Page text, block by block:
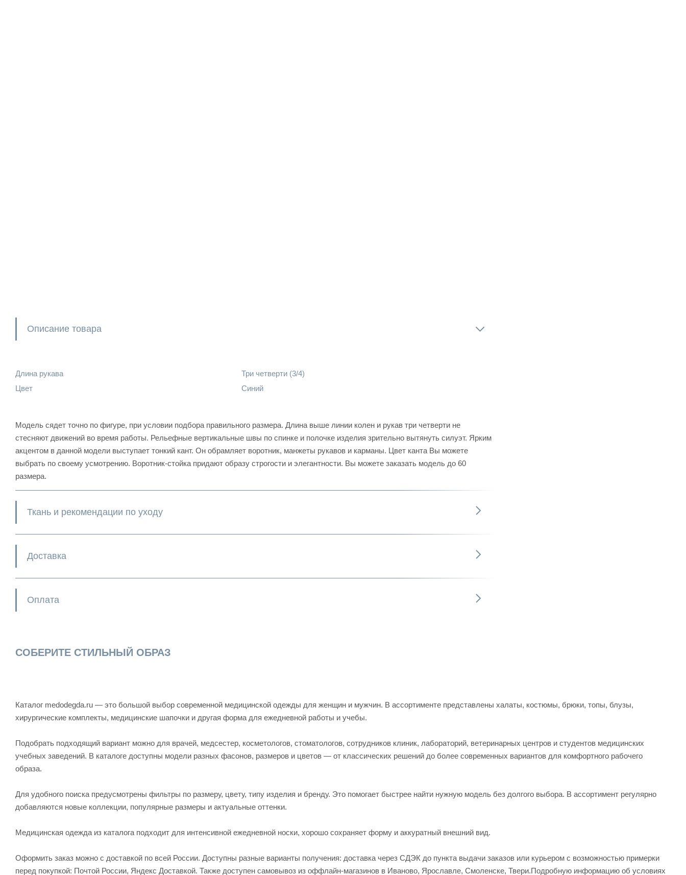
Описание товара
Длина рукава
Три четверти (3/4)
Цвет
Синий
Модель сядет точно по фигуре, при условии подбора правильного размера. Длина выше линии колен и рукав три четверти не
стесняют движений во время работы. Рельефные вертикальные швы по спинке и полочке изделия зрительно вытянуть силуэт. Ярким
акцентом в данной модели выступает тонкий кант. Он обрамляет воротник, манжеты рукавов и карманы. Цвет канта Вы можете
выбрать по своему усмотрению. Воротник-стойка придают образу строгости и элегантности. Вы можете заказать модель до 60
размера.
Ткань и рекомендации по уходу
Доставка
Оплата
СОБЕРИТЕ СТИЛЬНЫЙ ОБРАЗ
Каталог medodegda.ru — это большой выбор современной медицинской одежды для женщин и мужчин. В ассортименте представлены халаты, костюмы, брюки, топы, блузы,
хирургические комплекты, медицинские шапочки и другая форма для ежедневной работы и учебы.
Подобрать подходящий вариант можно для врачей, медсестер, косметологов, стоматологов, сотрудников клиник, лабораторий, ветеринарных центров и студентов медицинских
учебных заведений. В каталоге доступны модели разных фасонов, размеров и цветов — от классических решений до более современных вариантов для комфортного рабочего
образа.
Для удобного поиска предусмотрены фильтры по размеру, цвету, типу изделия и бренду. Это помогает быстрее найти нужную модель без долгого выбора. В ассортимент регулярно
добавляются новые коллекции, популярные размеры и актуальные оттенки.
Медицинская одежда из каталога подходит для интенсивной ежедневной носки, хорошо сохраняет форму и аккуратный внешний вид.
Оформить заказ можно с доставкой по всей России. Доступны разные варианты получения: доставка через СДЭК до пункта выдачи заказов или курьером с возможностью примерки
перед покупкой: Почтой России, Яндекс Доставкой. Также доступен самовывоз из оффлайн-магазинов в Иваново, Ярославле, Смоленске, Твери.Подробную информацию об условиях